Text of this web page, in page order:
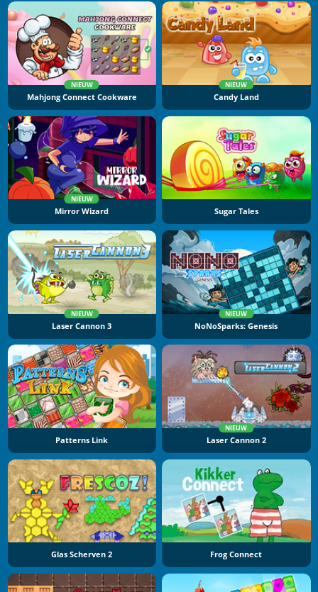
NIEUW
Mahjong Connect Cookware
NIEUW
Candy Land
NIEUW
Mirror Wizard Sugar Tales
NIEUW
Laser Cannon 3
NIEUW
NoNoSparks: Genesis
Patterns Link
NIEUW
Laser Cannon 2
Glas Scherven 2 Frog Connect